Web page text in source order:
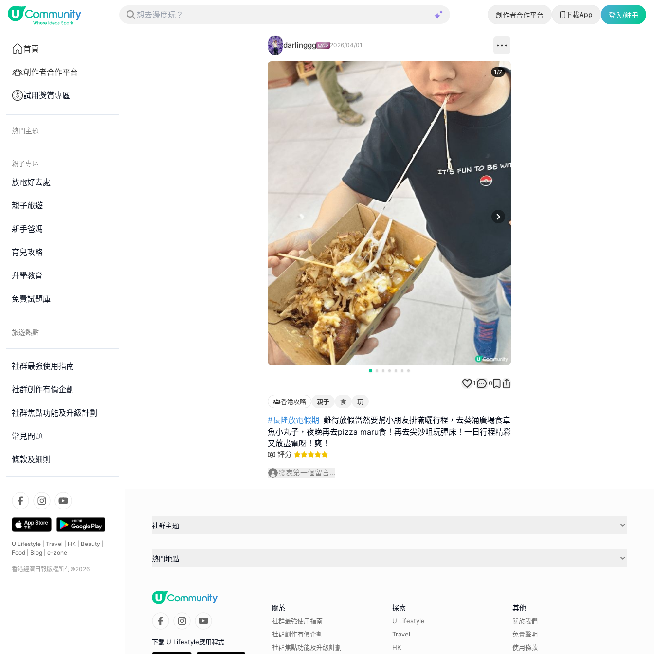
創作者合作平台 下載App 登入/註冊
首頁
創作者合作平台
試用獎賞專區
熱門主題
親子專區
放電好去處
親子旅遊
新手爸媽
育兒攻略
升學教育
免費試題庫
旅遊熱點
社群最強使用指南
社群創作有價企劃
社群焦點功能及升級計劃
常見問題
條款及細則
U Lifestyle Travel HK Beauty
Food
Blog e-zone
香港經濟日報版權所有©2026
darlinggg 2026/04/01
Next slide
1/7
1 0
香港攻略 親子 食 玩
#長隆放電假期 難得放假當然要幫小朋友排滿曬行程，去葵涌廣場食章
魚小丸子，夜晚再去pizza maru食！再去尖沙咀玩彈床！一日行程精彩
又放盡電呀！爽！
評分
發表第一個留言...
社群主題
熱門地點
下載 U Lifestyle應用程式
關於
社群最強使用指南
社群創作有價企劃
社群焦點功能及升級計劃
探索
U Lifestyle
Travel
HK
其他
關於我們
免責聲明
使用條款